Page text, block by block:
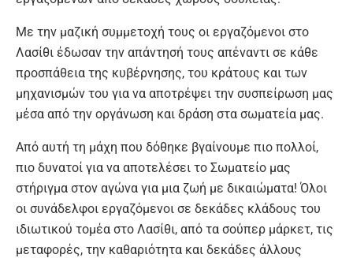
Με την μαζική συμμετοχή τους οι εργαζόμενοι στο
Λασίθι έδωσαν την απάντησή τους απέναντι σε κάθε
προσπάθεια της κυβέρνησης, του κράτους και των
μηχανισμών του για να αποτρέψει την συσπείρωση μας
μέσα από την οργάνωση και δράση στα σωματεία μας.
Από αυτή τη μάχη που δόθηκε βγαίνουμε πιο πολλοί,
πιο δυνατοί για να αποτελέσει το Σωματείο μας
στήριγμα στον αγώνα για μια ζωή με δικαιώματα! Όλοι
οι συνάδελφοι εργαζόμενοι σε δεκάδες κλάδους του
ιδιωτικού τομέα στο Λασίθι, από τα σούπερ μάρκετ, τις
μεταφορές, την καθαριότητα και δεκάδες άλλους